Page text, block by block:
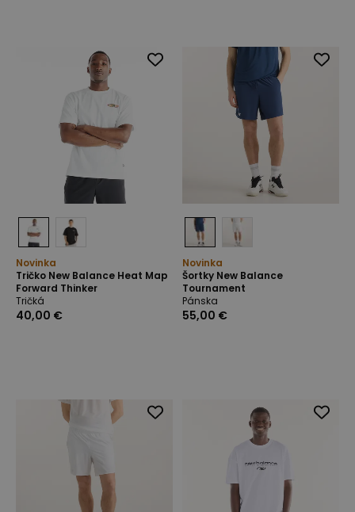
Novinka
Tričko New Balance Heat Map
Forward Thinker
Tričká
40,00 €
Novinka
Šortky New Balance
Tournament
Pánska
55,00 €